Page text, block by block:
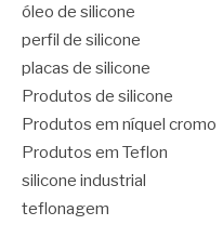
óleo de silicone
perfil de silicone
placas de silicone
Produtos de silicone
Produtos em níquel cromo
Produtos em Teflon
silicone industrial
teflonagem